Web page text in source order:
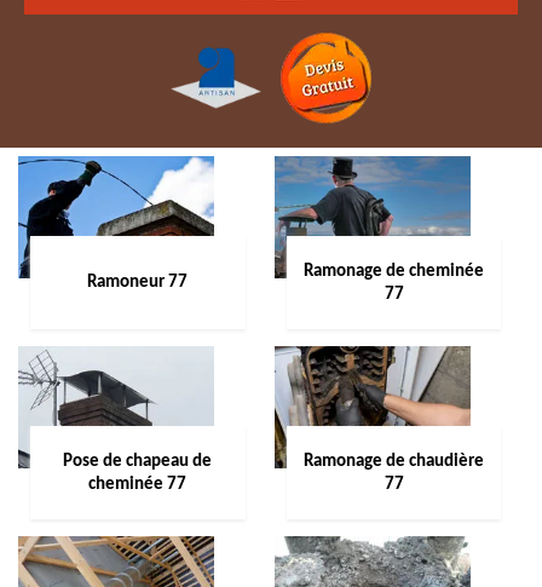
Ramoneur 77
Ramonage de cheminée
77
Pose de chapeau de
cheminée 77
Ramonage de chaudière
77